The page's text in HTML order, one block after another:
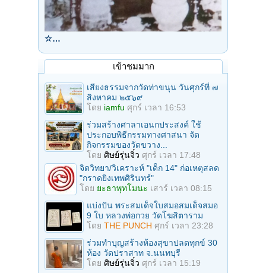
☆…
เข้าชมมาก
เสียงธรรมจากวัดท่าขนุน วันศุกร์ที่ ๗
สิงหาคม ๒๕๖๙
โดย iamfu ศุกร์ เวลา 16:53
ร่วมสร้างศาลาเอนกประสงค์ ใช้
ประกอบพิธีกรรมทางศาสนา จัด
กิจกรรมของวัดขวาง...
โดย ศิษย์รุ่นจิ๋ว ศุกร์ เวลา 17:48
จิตวิทยา/วิเคราะห์ "เด็ก 14" ก่อเหตุสลด
"กราดยิงเทพศิรินทร์"
โดย ยะธาพุทโมนะ เสาร์ เวลา 08:15
แบ่งปัน พระสมเด็จใบสมอสมเด็จสมอ
9 ใบ หลวงพ่อกวย วัดโฆสิตาราม
โดย THE PUNCH ศุกร์ เวลา 23:28
ร่วมทําบุญสร้างห้องสุขาปลดทุกข์ 30
ห้อง วัดปราสาท จ.นนทบุรี
โดย ศิษย์รุ่นจิ๋ว ศุกร์ เวลา 15:19